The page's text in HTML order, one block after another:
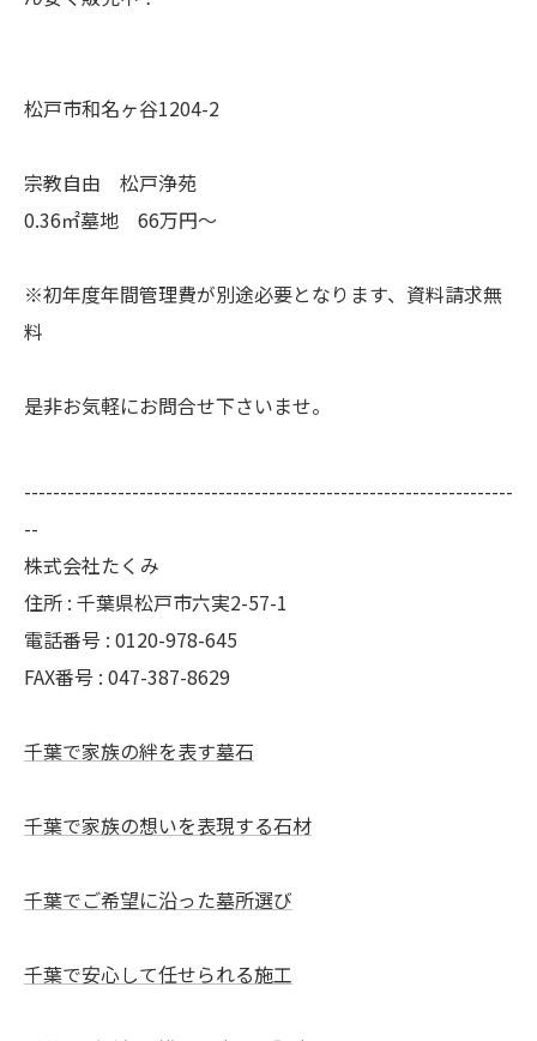
松戸市和名ヶ谷1204-2
宗教自由 松戸浄苑
0.36㎡墓地 66万円～
※初年度年間管理費が別途必要となります、資料請求無
料
是非お気軽にお問合せ下さいませ。
--------------------------------------------------------------------
--
株式会社たくみ
住所 : 千葉県松戸市六実2-57-1
電話番号 : 0120-978-645
FAX番号 : 047-387-8629
千葉で家族の絆を表す墓石
千葉で家族の想いを表現する石材
千葉でご希望に沿った墓所選び
千葉で安心して任せられる施工